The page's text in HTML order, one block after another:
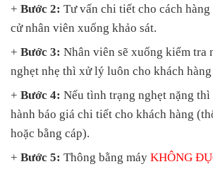
+ Bước 2: Tư vấn chi tiết cho cách
cử nhân viên xuống khảo sát.
+ Bước 3: Nhân viên sẽ xuống kiểm tra
nghẹt nhẹ thì xử lý luôn cho khách
+ Bước 4: Nếu tình trạng nghẹt nặng
hành báo giá chi tiết cho khách hàng
hoặc bằng cáp).
+ Bước 5: Thông bằng máy KHÔNG